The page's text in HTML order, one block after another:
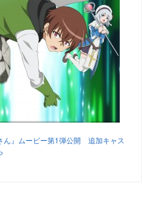
ん』ムービー第1弾公開 追加キャス